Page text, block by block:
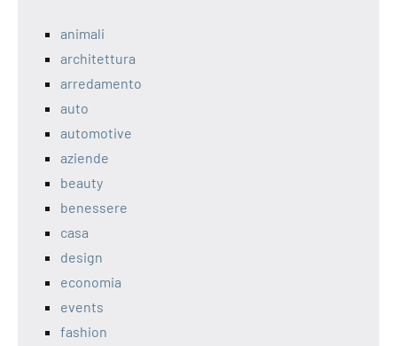
animali
architettura
arredamento
auto
automotive
aziende
beauty
benessere
casa
design
economia
events
fashion